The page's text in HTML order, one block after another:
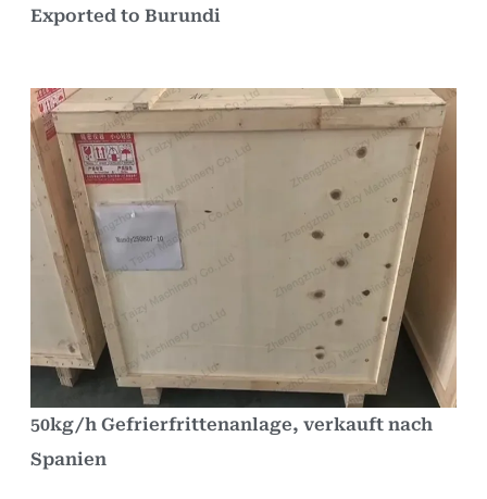
Exported to Burundi
50kg/h Gefrierfrittenanlage, verkauft nach
Spanien